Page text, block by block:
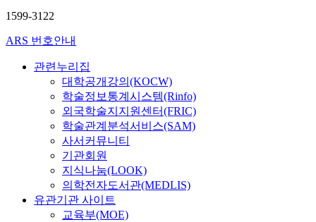
1599-3122
ARS 번호안내
관련누리집
대학공개강의(KOCW)
학술정보통계시스템(Rinfo)
외국학술지지원센터(FRIC)
학술관계분석서비스(SAM)
사서커뮤니티
기관회원
지식나눔(LOOK)
의학전자도서관(MEDLIS)
유관기관 사이트
교육부(MOE)